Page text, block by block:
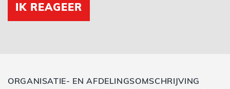
IK REAGEER
ORGANISATIE- EN AFDELINGSOMSCHRIJVING